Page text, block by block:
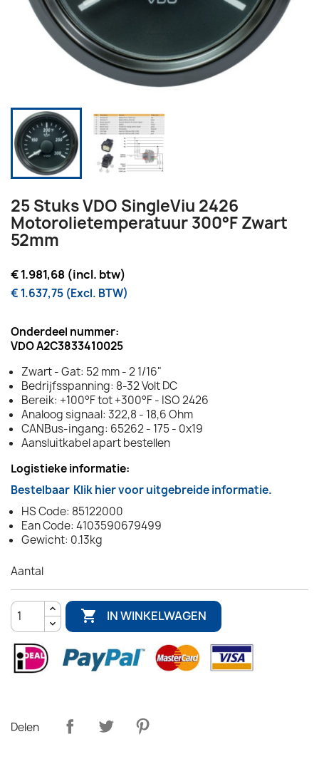
25 Stuks VDO SingleViu 2426
Motorolietemperatuur 300°F Zwart
52mm
€ 1.981,68 (incl. btw)
€ 1.637,75 (Excl. BTW)
Onderdeel nummer:
VDO A2C3833410025
Zwart - Gat: 52 mm - 2 1/16"
Bedrijfsspanning: 8-32 Volt DC
Bereik: +100°F tot +300°F - ISO 2426
Analoog signaal: 322,8 - 18,6 Ohm
CANBus-ingang: 65262 - 175 - 0x19
Aansluitkabel apart bestellen
Logistieke informatie:
Bestelbaar Klik hier voor uitgebreide informatie.
HS Code: 85122000
Ean Code: 4103590679499
Gewicht: 0.13kg
Aantal
 IN WINKELWAGEN
Delen